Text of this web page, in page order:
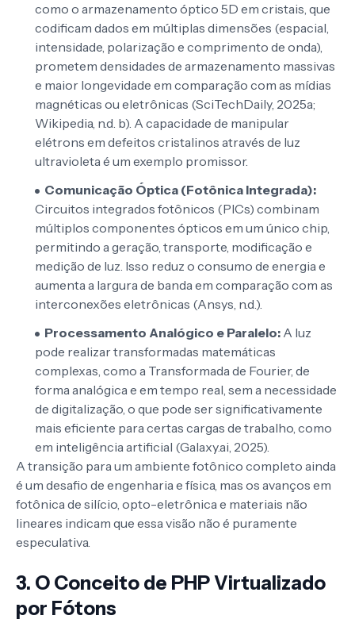
como o armazenamento óptico 5D em cristais, que
codificam dados em múltiplas dimensões (espacial,
intensidade, polarização e comprimento de onda),
prometem densidades de armazenamento massivas
e maior longevidade em comparação com as mídias
magnéticas ou eletrônicas (SciTechDaily, 2025a;
Wikipedia, n.d. b). A capacidade de manipular
elétrons em defeitos cristalinos através de luz
ultravioleta é um exemplo promissor.
Comunicação Óptica (Fotônica Integrada):
Circuitos integrados fotônicos (PICs) combinam
múltiplos componentes ópticos em um único chip,
permitindo a geração, transporte, modificação e
medição de luz. Isso reduz o consumo de energia e
aumenta a largura de banda em comparação com as
interconexões eletrônicas (Ansys, n.d.).
Processamento Analógico e Paralelo: A luz
pode realizar transformadas matemáticas
complexas, como a Transformada de Fourier, de
forma analógica e em tempo real, sem a necessidade
de digitalização, o que pode ser significativamente
mais eficiente para certas cargas de trabalho, como
em inteligência artificial (Galaxy.ai, 2025).
A transição para um ambiente fotônico completo ainda
é um desafio de engenharia e física, mas os avanços em
fotônica de silício, opto-eletrônica e materiais não
lineares indicam que essa visão não é puramente
especulativa.
3. O Conceito de PHP Virtualizado
por Fótons